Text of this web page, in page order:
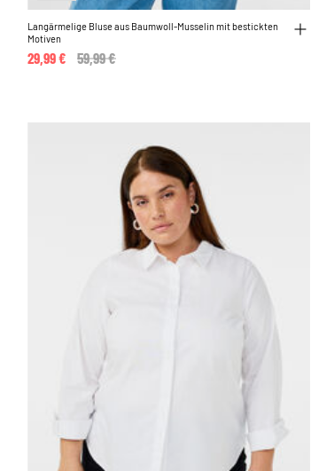
Langärmelige Bluse aus Baumwoll-Musselin mit bestickten
Motiven
Price reduced from
59,99 €
29,99 €